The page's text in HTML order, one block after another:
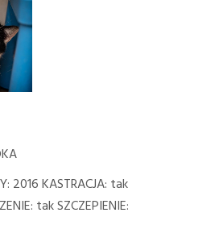
2016KASTRACJA: tak
takSZCZEPIENIE: